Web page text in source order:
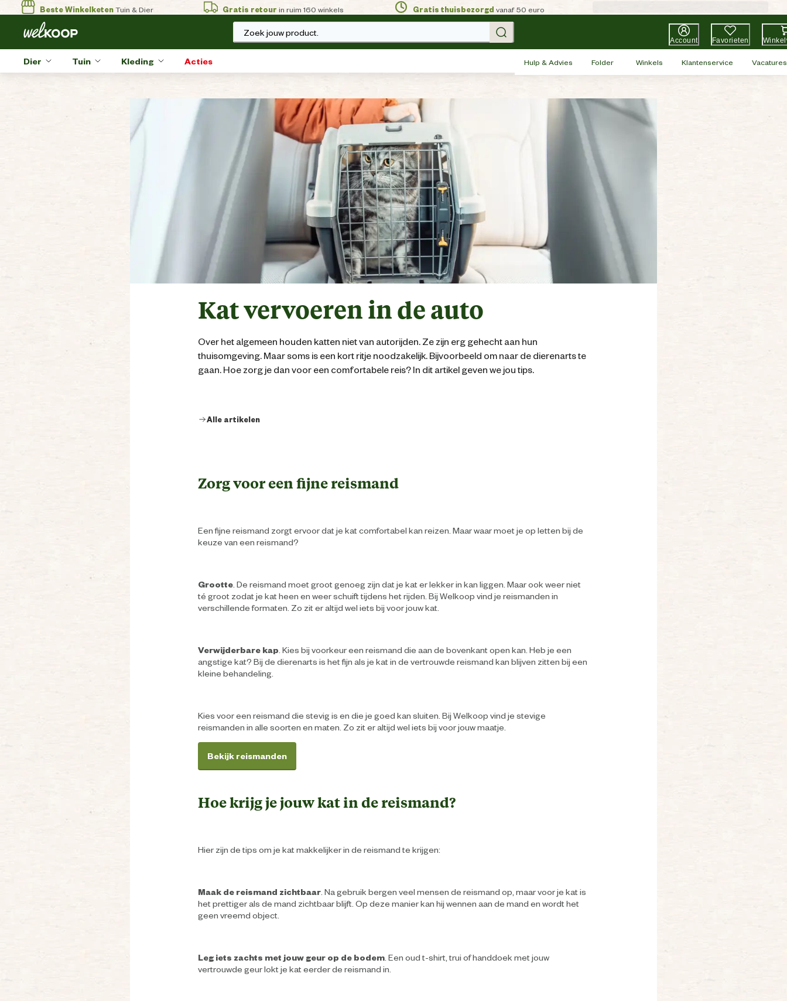
Beste WinkelketenTuin & Dier Gratis retour in ruim 160 winkels Gratis thuisbezorgd vanaf 50 euro
Zoek jouw product.
Account Favorieten
Dier Tuin Kleding Acties Hulp & Advies Folder Winkels Klantenservice Vacatures
Kat vervoeren in de auto
Over het algemeen houden katten niet van autorijden. Ze zijn erg gehecht aan hun
thuisomgeving. Maar soms is een kort ritje noodzakelijk. Bijvoorbeeld om naar de dierenarts te
gaan. Hoe zorg je dan voor een comfortabele reis? In dit artikel geven we jou tips.
Alle artikelen
Zorg voor een fijne reismand
Een fijne reismand zorgt ervoor dat je kat comfortabel kan reizen. Maar waar moet je op letten bij de
keuze van een reismand?
Grootte . De reismand moet groot genoeg zijn dat je kat er lekker in kan liggen. Maar ook weer niet
té groot zodat je kat heen en weer schuift tijdens het rijden. Bij Welkoop vind je reismanden in
verschillende formaten. Zo zit er altijd wel iets bij voor jouw kat.
Verwijderbare kap . Kies bij voorkeur een reismand die aan de bovenkant open kan. Heb je een
angstige kat? Bij de dierenarts is het fijn als je kat in de vertrouwde reismand kan blijven zitten bij een
kleine behandeling.
Kies voor een reismand die stevig is en die je goed kan sluiten. Bij Welkoop vind je stevige
reismanden in alle soorten en maten. Zo zit er altijd wel iets bij voor jouw maatje.
Bekijk reismanden
Hoe krijg je jouw kat in de reismand?
Hier zijn de tips om je kat makkelijker in de reismand te krijgen:
Maak de reismand zichtbaar . Na gebruik bergen veel mensen de reismand op, maar voor je kat is
het prettiger als de mand zichtbaar blijft. Op deze manier kan hij wennen aan de mand en wordt het
geen vreemd object.
Leg iets zachts met jouw geur op de bodem . Een oud t-shirt, trui of handdoek met jouw
vertrouwde geur lokt je kat eerder de reismand in.